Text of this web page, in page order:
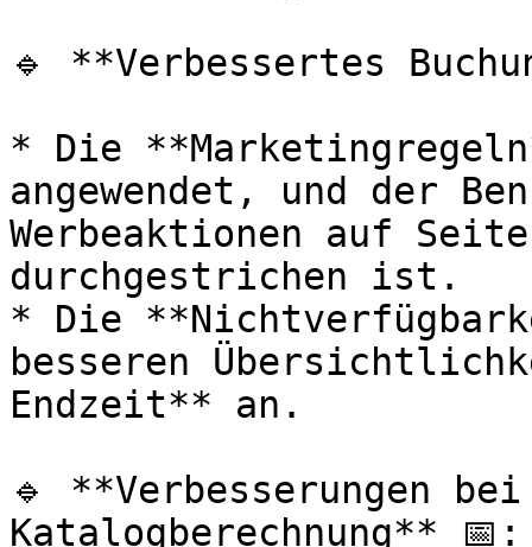
🔹 **Verbessertes
* Die
angewendet, und der
Werbeaktionen auf
durchgestrichen ist.
* Die
besseren
Endzeit** an.
🔹 **Verbesserungen
Katalogberechnung** 📅: